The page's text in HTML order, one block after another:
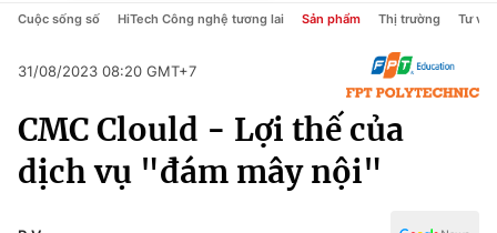
Chính trị
Chính trị
Pháp luật
Thể thao
Truyền hình
Văn hóa - Giải trí
Cuộc sống số HiTech Công nghệ tương lai Sản phẩm Thị trường Tư vấn
31/08/2023 08:20 GMT+7
CMC Clould - Lợi thế của
dịch vụ "đám mây nội"